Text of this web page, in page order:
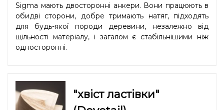
Sigma мають двосторонні анкери. Вони працюють в
обидві сторони, добре тримають натяг, підходять
для будь-якої породи деревини, незалежно від
щільності матеріалу, і загалом є стабільнішими ніж
односторонні.
"хвіст ластівки"